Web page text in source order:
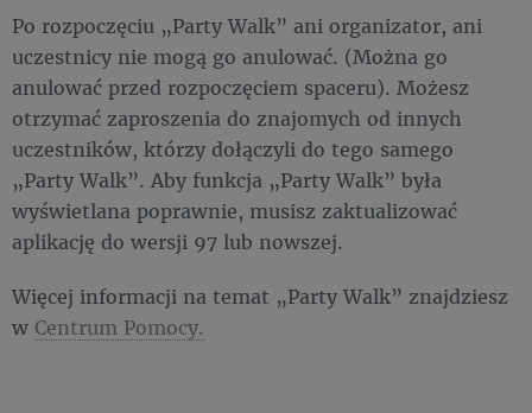
Po rozpoczęciu „Party Walk” ani organizator, ani
uczestnicy nie mogą go anulować. (Można go
anulować przed rozpoczęciem spaceru). Możesz
otrzymać zaproszenia do znajomych od innych
uczestników, którzy dołączyli do tego samego
„Party Walk”. Aby funkcja „Party Walk” była
wyświetlana poprawnie, musisz zaktualizować
aplikację do wersji 97 lub nowszej.
Więcej informacji na temat „Party Walk” znajdziesz
w Centrum Pomocy.